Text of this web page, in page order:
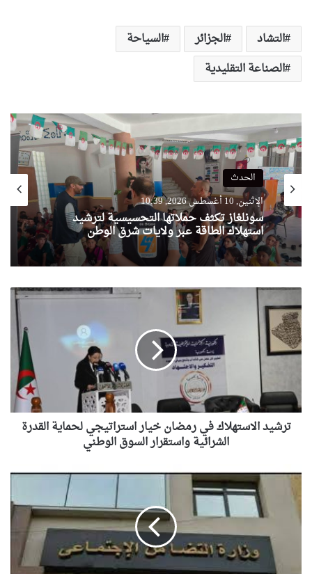
التشاد الجزائر
السياحة
الصناعة التقليدية
الحدث
الإثنين, 10 أغسطس 2026, 10:39
سونلغاز تكثف حملاتها التحسيسية لترشيد
استهلاك الطاقة عبر ولايات شرق الوطن
ترشيد
الاستهلاك
في
رمضان
خيار
استراتيجي
القدرة
الشرائية
واستقرار
ترشيد الاستهلاك في رمضان خيار استراتيجي لحماية القدرة
الشرائية واستقرار السوق الوطني
صدور
جديد
يمنح
الأشخاص
الاحتياجات